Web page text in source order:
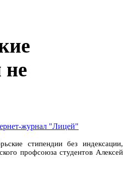
не
журнал "Лицей"
стипендии без индексации,
профсоюза студентов Алексей